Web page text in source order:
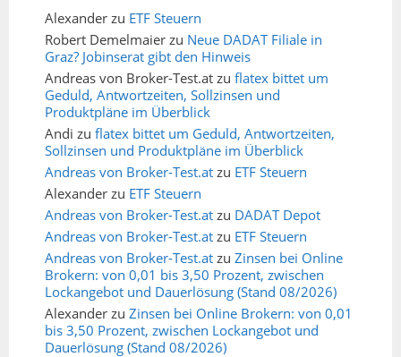
Alexander zu ETF Steuern
Robert Demelmaier zu Neue DADAT Filiale in
Graz? Jobinserat gibt den Hinweis
Andreas von Broker-Test.at zu flatex bittet um
Geduld, Antwortzeiten, Sollzinsen und
Produktpläne im Überblick
Andi zu flatex bittet um Geduld, Antwortzeiten,
Sollzinsen und Produktpläne im Überblick
Andreas von Broker-Test.at zu ETF Steuern
Alexander zu ETF Steuern
Andreas von Broker-Test.at zu DADAT Depot
Andreas von Broker-Test.at zu ETF Steuern
Andreas von Broker-Test.at zu Zinsen bei Online
Brokern: von 0,01 bis 3,50 Prozent, zwischen
Lockangebot und Dauerlösung (Stand 08/2026)
Alexander zu Zinsen bei Online Brokern: von 0,01
bis 3,50 Prozent, zwischen Lockangebot und
Dauerlösung (Stand 08/2026)